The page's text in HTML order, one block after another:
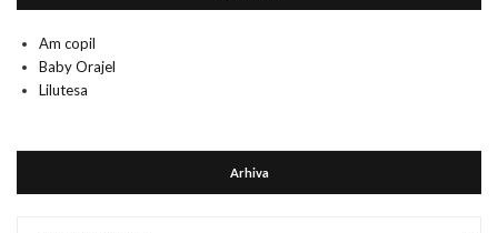
Am copil
Baby Orajel
Lilutesa
Arhiva